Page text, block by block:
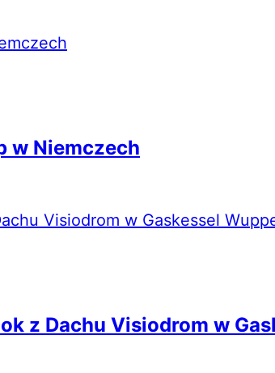
w Niemczech
z Dachu Visiodrom w